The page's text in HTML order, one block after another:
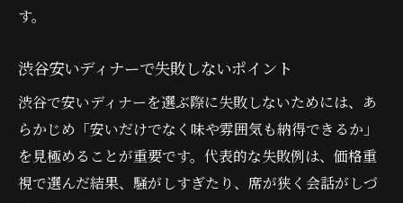
択
デートに使える渋谷コスパ最強ディナーの
秘訣
二人きりで楽しむ夜ご飯安いディナーの工
夫
す。
渋谷安いディナーで失敗しないポイント
渋谷で安いディナーを選ぶ際に失敗しないためには、あ
らかじめ「安いだけでなく味や雰囲気も納得できるか」
を見極めることが重要です。代表的な失敗例は、価格重
視で選んだ結果、騒がしすぎたり、席が狭く会話がしづ